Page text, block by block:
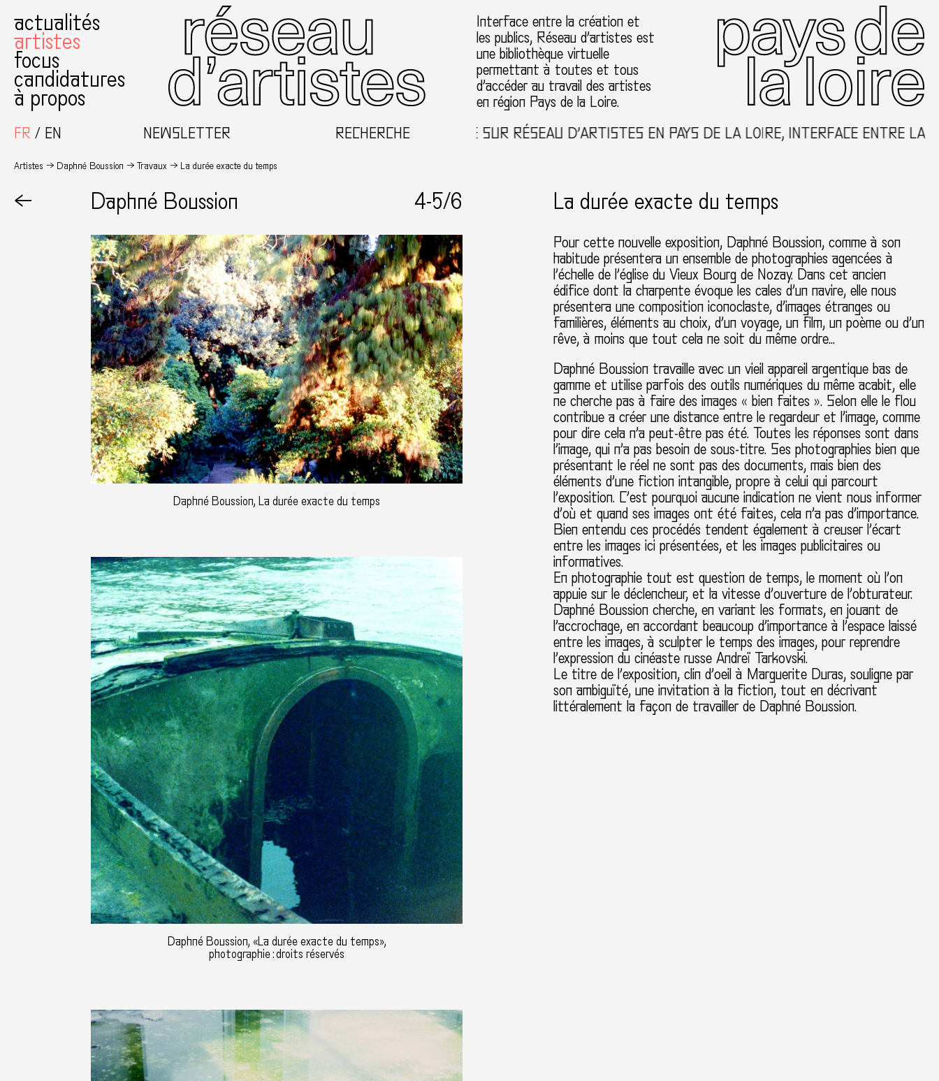
actualités
artistes
focus
candidatures
à propos
Interface entre la création et
les publics, Réseau d’artistes est
une bibliothèque virtuelle
permettant à toutes et tous
d’accéder au travail des artistes
en région Pays de la Loire.
FR
EN NEWSLETTER RECHERCHEBIENVENUE SUR RÉSEAU D’ARTISTES EN PAYS DE LA LOIRE, INTERFACE ENTRE LA
Artistes Daphné Boussion Travaux La durée exacte du temps
← Daphné Boussion 4-5/6
Daphné Boussion, La durée exacte du temps
Daphné Boussion, «La durée exacte du temps»,
photographie : droits réservés
La durée exacte du temps
Pour cette nouvelle exposition, Daphné Boussion, comme à son
habitude présentera un ensemble de photographies agencées à
l’échelle de l’église du Vieux Bourg de Nozay. Dans cet ancien
édifice dont la charpente évoque les cales d’un navire, elle nous
présentera une composition iconoclaste, d’images étranges ou
familières, éléments au choix, d’un voyage, un film, un poème ou d’un
rêve, à moins que tout cela ne soit du même ordre…
Daphné Boussion travaille avec un vieil appareil argentique bas de
gamme et utilise parfois des outils numériques du même acabit, elle
ne cherche pas à faire des images « bien faites ». Selon elle le flou
contribue a créer une distance entre le regardeur et l’image, comme
pour dire cela n’a peut-être pas été. Toutes les réponses sont dans
l’image, qui n’a pas besoin de sous-titre. Ses photographies bien que
présentant le réel ne sont pas des documents, mais bien des
éléments d’une fiction intangible, propre à celui qui parcourt
l’exposition. C’est pourquoi aucune indication ne vient nous informer
d’où et quand ses images ont été faites, cela n’a pas d’importance.
Bien entendu ces procédés tendent également à creuser l’écart
entre les images ici présentées, et les images publicitaires ou
informatives.
En photographie tout est question de temps, le moment où l’on
appuie sur le déclencheur, et la vitesse d’ouverture de l’obturateur.
Daphné Boussion cherche, en variant les formats, en jouant de
l’accrochage, en accordant beaucoup d’importance à l’espace laissé
entre les images, à sculpter le temps des images, pour reprendre
l’expression du cinéaste russe Andreï Tarkovski.
Le titre de l’exposition, clin d’oeil à Marguerite Duras, souligne par
son ambiguïté, une invitation à la fiction, tout en décrivant
littéralement la façon de travailler de Daphné Boussion.